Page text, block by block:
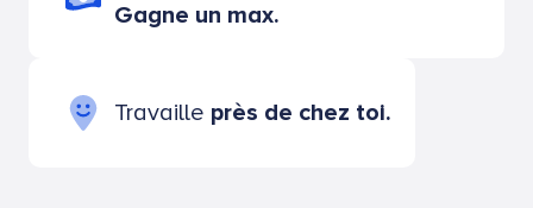
Gagne un max.
Travaille près de chez toi.